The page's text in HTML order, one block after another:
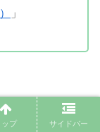
」
る俳優さんで
ップ サイドバー